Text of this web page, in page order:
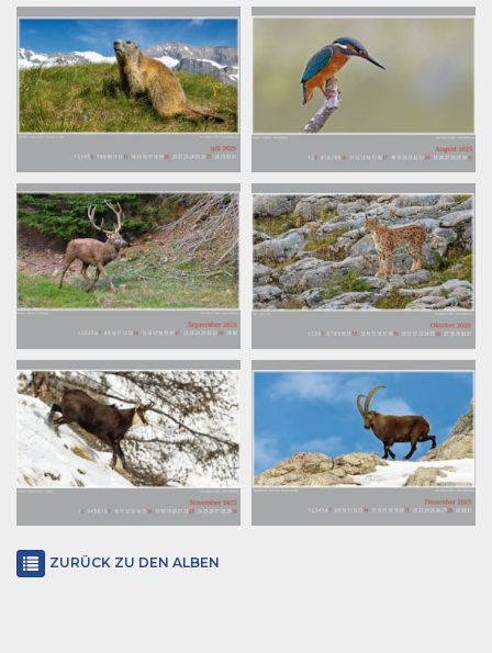
ZURÜCK ZU DEN ALBEN